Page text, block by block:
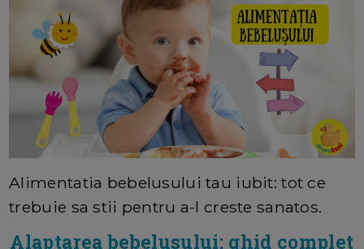
Alimentatia bebelusului tau iubit: tot ce
trebuie sa stii pentru a-l creste sanatos.
Alaptarea bebelusului: ghid complet